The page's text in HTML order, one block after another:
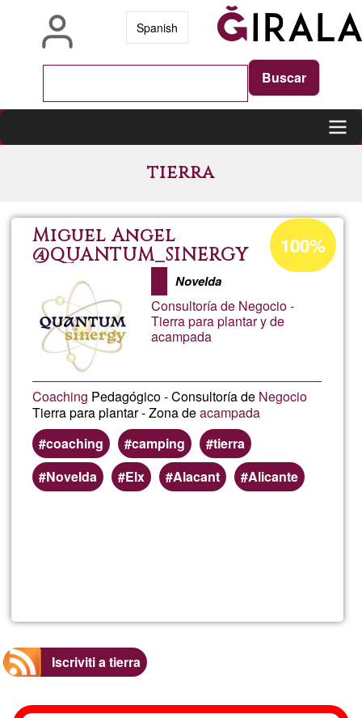
Spanish
tierra
Miguel Angel
@QUANTUM_SINERGY
Novelda
Consultoría de Negocio -
Tierra para plantar y de
acampada
Coaching Pedagógico - Consultoría de Negocio
Tierra para plantar - Zona deacampada
coaching
camping
tierra
Novelda
Elx Alacant Alicante
Percentuale
di
accettazione
del
G1
100%
Angel
Iscriviti a tierra